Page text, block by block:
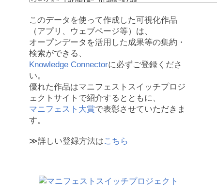
このデータを使って作成した可視化作品
（アプリ、ウェブページ等）は、
オープンデータを活用した成果等の集約・
検索ができる、
Knowledge Connectorに必ずご登録くださ
い。
優れた作品はマニフェストスイッチプロジ
ェクトサイトで紹介するとともに、
マニフェスト大賞で表彰させていただきま
す。
≫詳しい登録方法はこちら